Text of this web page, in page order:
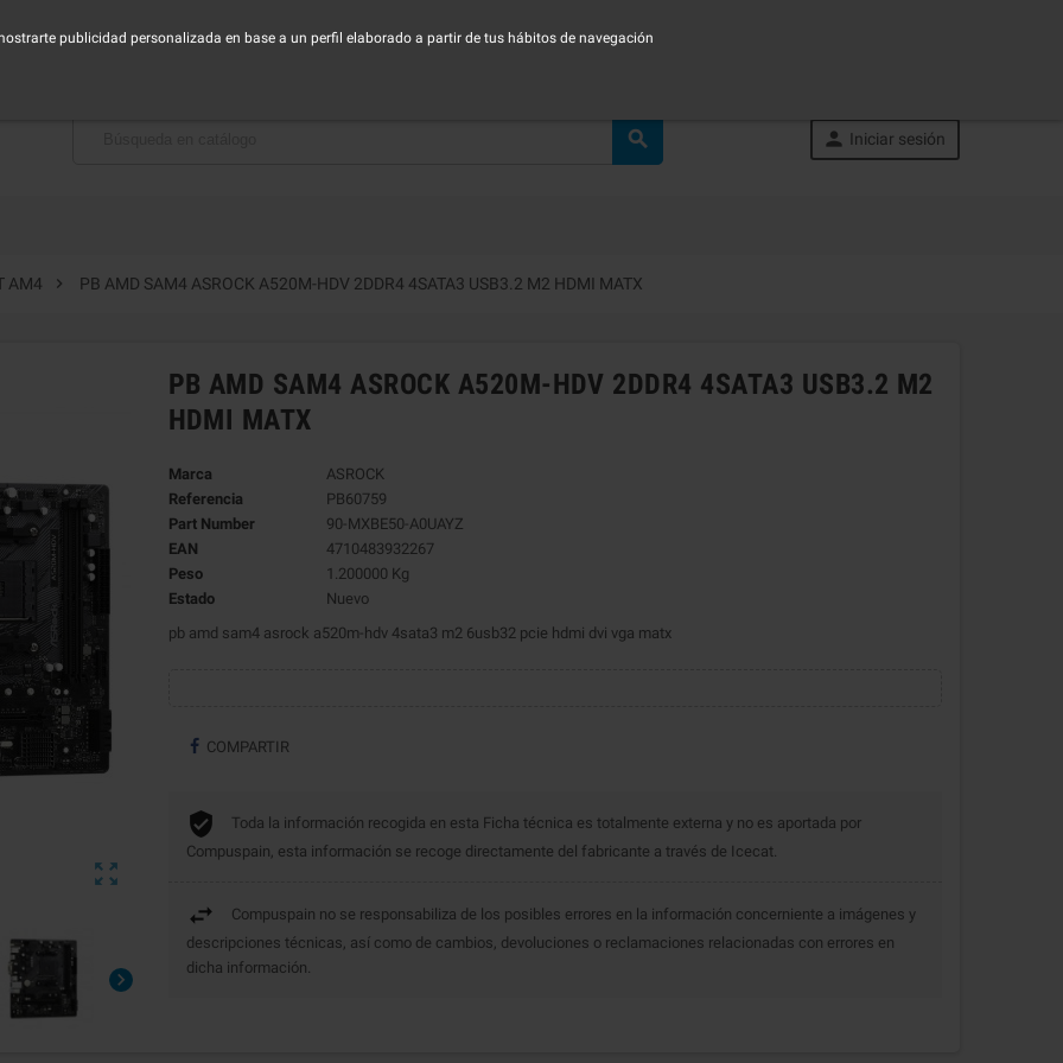
publicidad personalizada en base a un perfil elaborado a partir de tus hábitos de navegación
  Iniciar sesión
AM4  PB AMD SAM4 ASROCK A520M-HDV 2DDR4 4SATA3 USB3.2 M2 HDMI MATX


PB AMD SAM4 ASROCK A520M-HDV 2DDR4 4SATA3 USB3.2 M2
HDMI MATX
Marca
ASROCK
Referencia
PB60759
Part Number
90-MXBE50-A0UAYZ
EAN
4710483932267
Peso
1.200000 Kg
Estado
Nuevo
pb amd sam4 asrock a520m-hdv 4sata3 m2 6usb32 pcie hdmi dvi vga matx
COMPARTIR
Toda la información recogida en esta Ficha técnica es totalmente externa y no es aportada por
Compuspain, esta información se recoge directamente del fabricante a través de Icecat.
Compuspain no se responsabiliza de los posibles errores en la información concerniente a imágenes y
descripciones técnicas, así como de cambios, devoluciones o reclamaciones relacionadas con errores en
dicha información.